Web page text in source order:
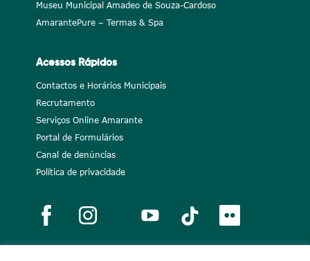
Museu Municipal Amadeo de Souza-Cardoso
AmarantePure – Termas & Spa
Acessos Rápidos
Contactos e Horários Municipais
Recrutamento
Serviços Online Amarante
Portal de Formulários
Canal de denúncias
Política de privacidade